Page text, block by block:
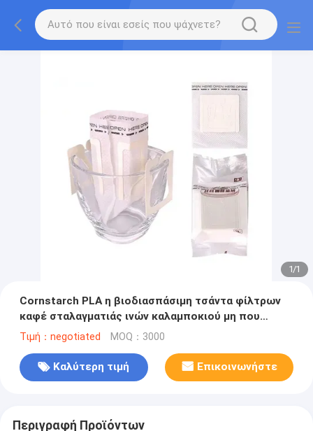
1/1
Cornstarch PLA η βιοδιασπάσιμη τσάντα φίλτρων
καφέ σταλαγματιάς ινών καλαμποκιού μη που
υφαίνεται συγκολλά με θερμότητα
Τιμή：negotiated MOQ：3000
Καλύτερη τιμή Επικοινωνήστε
Περιγραφή Προϊόντων